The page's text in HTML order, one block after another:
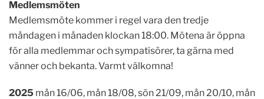
Medlemsmöten
Medlemsmöte kommer i regel vara den tredje
måndagen i månaden klockan 18:00. Mötena är öppna
för alla medlemmar och sympatisörer, ta gärna med
vänner och bekanta. Varmt välkomna!
2025 mån 16/06, mån 18/08, sön 21/09, mån 20/10, mån